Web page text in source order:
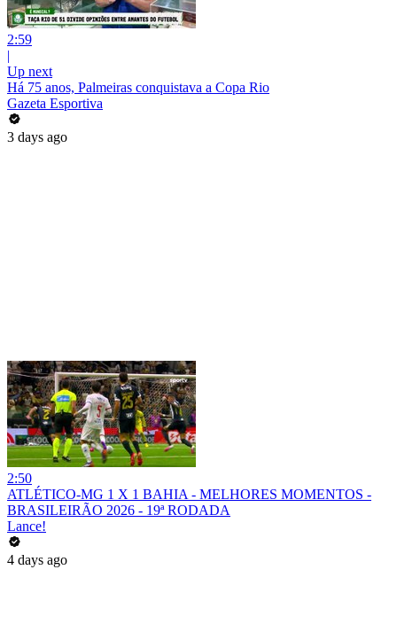
2:59
|
Up next
Há 75 anos, Palmeiras conquistava a Copa Rio
Gazeta Esportiva
3 days ago
2:50
ATLÉTICO-MG 1 X 1 BAHIA - MELHORES MOMENTOS -
BRASILEIRÃO 2026 - 19ª RODADA
Lance!
4 days ago